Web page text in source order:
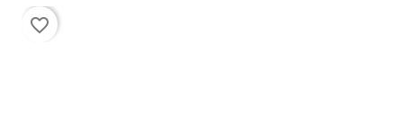
favorite_border